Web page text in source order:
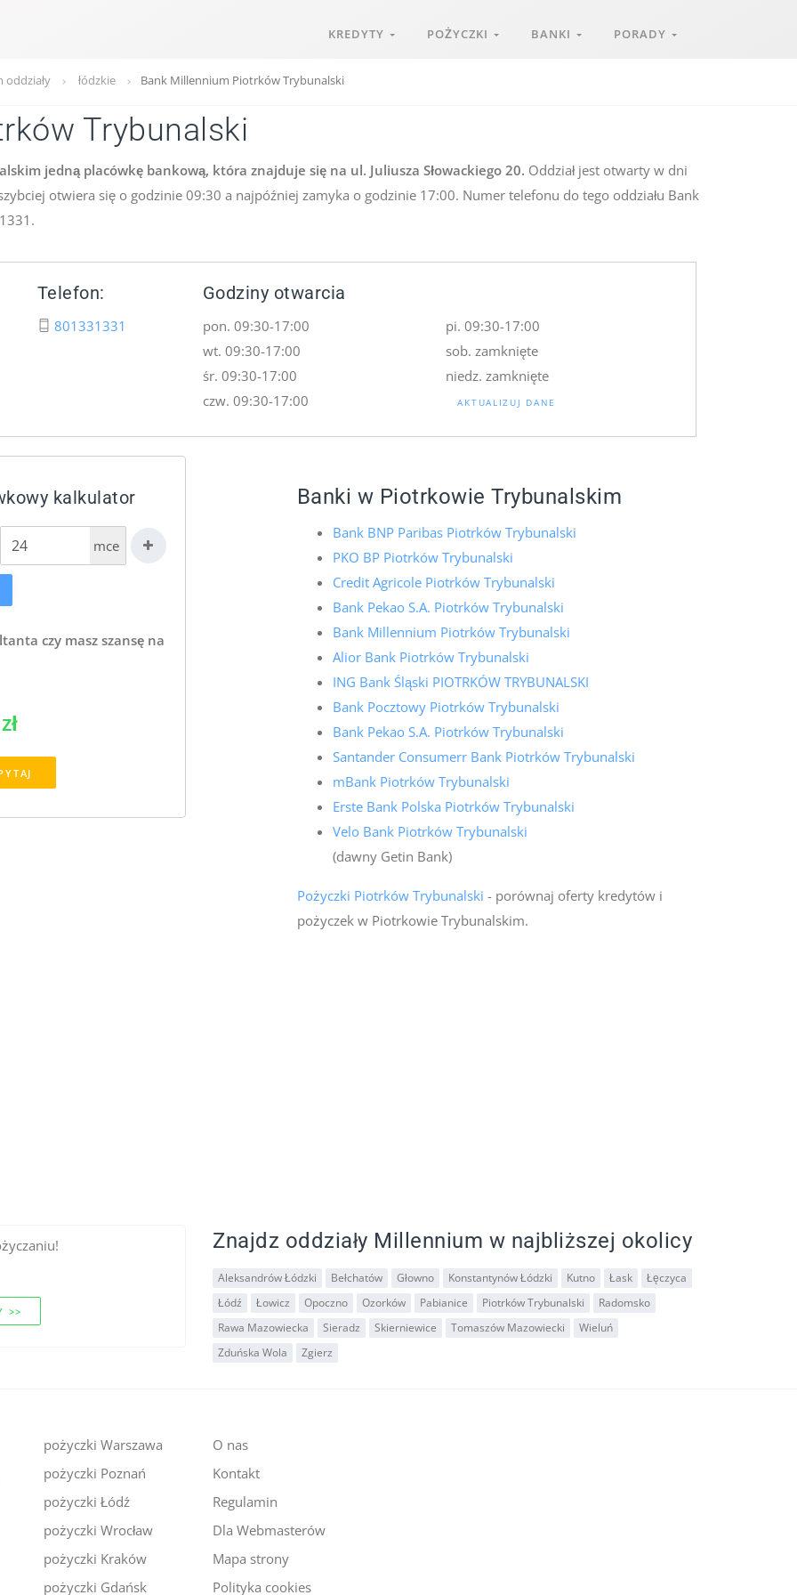
KREDYTY POŻYCZKI BANKI PORADY
oddziały łódzkie Bank Millennium Piotrków Trybunalski
Trybunalski
jedną placówkę bankową, która znajduje się na ul. Juliusza Słowackiego 20. Oddział jest otwarty w dni
otwiera się o godzinie 09:30 a najpóźniej zamyka o godzinie 17:00. Numer telefonu do tego oddziału Bank
Telefon:
801331331
Godziny otwarcia
pon. 09:30-17:00
wt. 09:30-17:00
śr. 09:30-17:00
czw. 09:30-17:00
pi. 09:30-17:00
sob. zamknięte
niedz. zamknięte
AKTUALIZUJ DANE
kalkulator
mce
czy masz szansę na
Banki w Piotrkowie Trybunalskim
Bank BNP Paribas Piotrków Trybunalski
PKO BP Piotrków Trybunalski
Credit Agricole Piotrków Trybunalski
Bank Pekao S.A. Piotrków Trybunalski
Bank Millennium Piotrków Trybunalski
Alior Bank Piotrków Trybunalski
ING Bank Śląski PIOTRKÓW TRYBUNALSKI
Bank Pocztowy Piotrków Trybunalski
Bank Pekao S.A. Piotrków Trybunalski
Santander Consumerr Bank Piotrków Trybunalski
mBank Piotrków Trybunalski
Erste Bank Polska Piotrków Trybunalski
Velo Bank Piotrków Trybunalski
(dawny Getin Bank)
Pożyczki Piotrków Trybunalski - porównaj oferty kredytów i
pożyczek w Piotrkowie Trybunalskim.
>>
Znajdz oddziały Millennium w najbliższej okolicy
Aleksandrów Łódzki Bełchatów Głowno Konstantynów Łódzki Kutno Łask
Łęczyca
Łódź
Łowicz Opoczno Ozorków Pabianice Piotrków Trybunalski
Radomsko
Rawa Mazowiecka
Sieradz Skierniewice Tomaszów Mazowiecki
Wieluń
Zduńska Wola
Zgierz
pożyczki Warszawa
pożyczki Poznań
pożyczki Łódź
pożyczki Wrocław
pożyczki Kraków
pożyczki Gdańsk
O nas
Kontakt
Regulamin
Dla Webmasterów
Mapa strony
Polityka cookies